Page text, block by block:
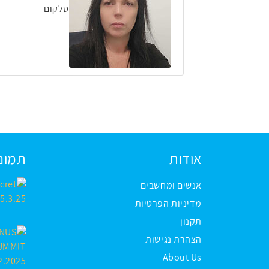
סלקום
אודות
אנשים ומחשבים
מדיניות הפרטיות
תקנון
הצהרת נגישות
About Us